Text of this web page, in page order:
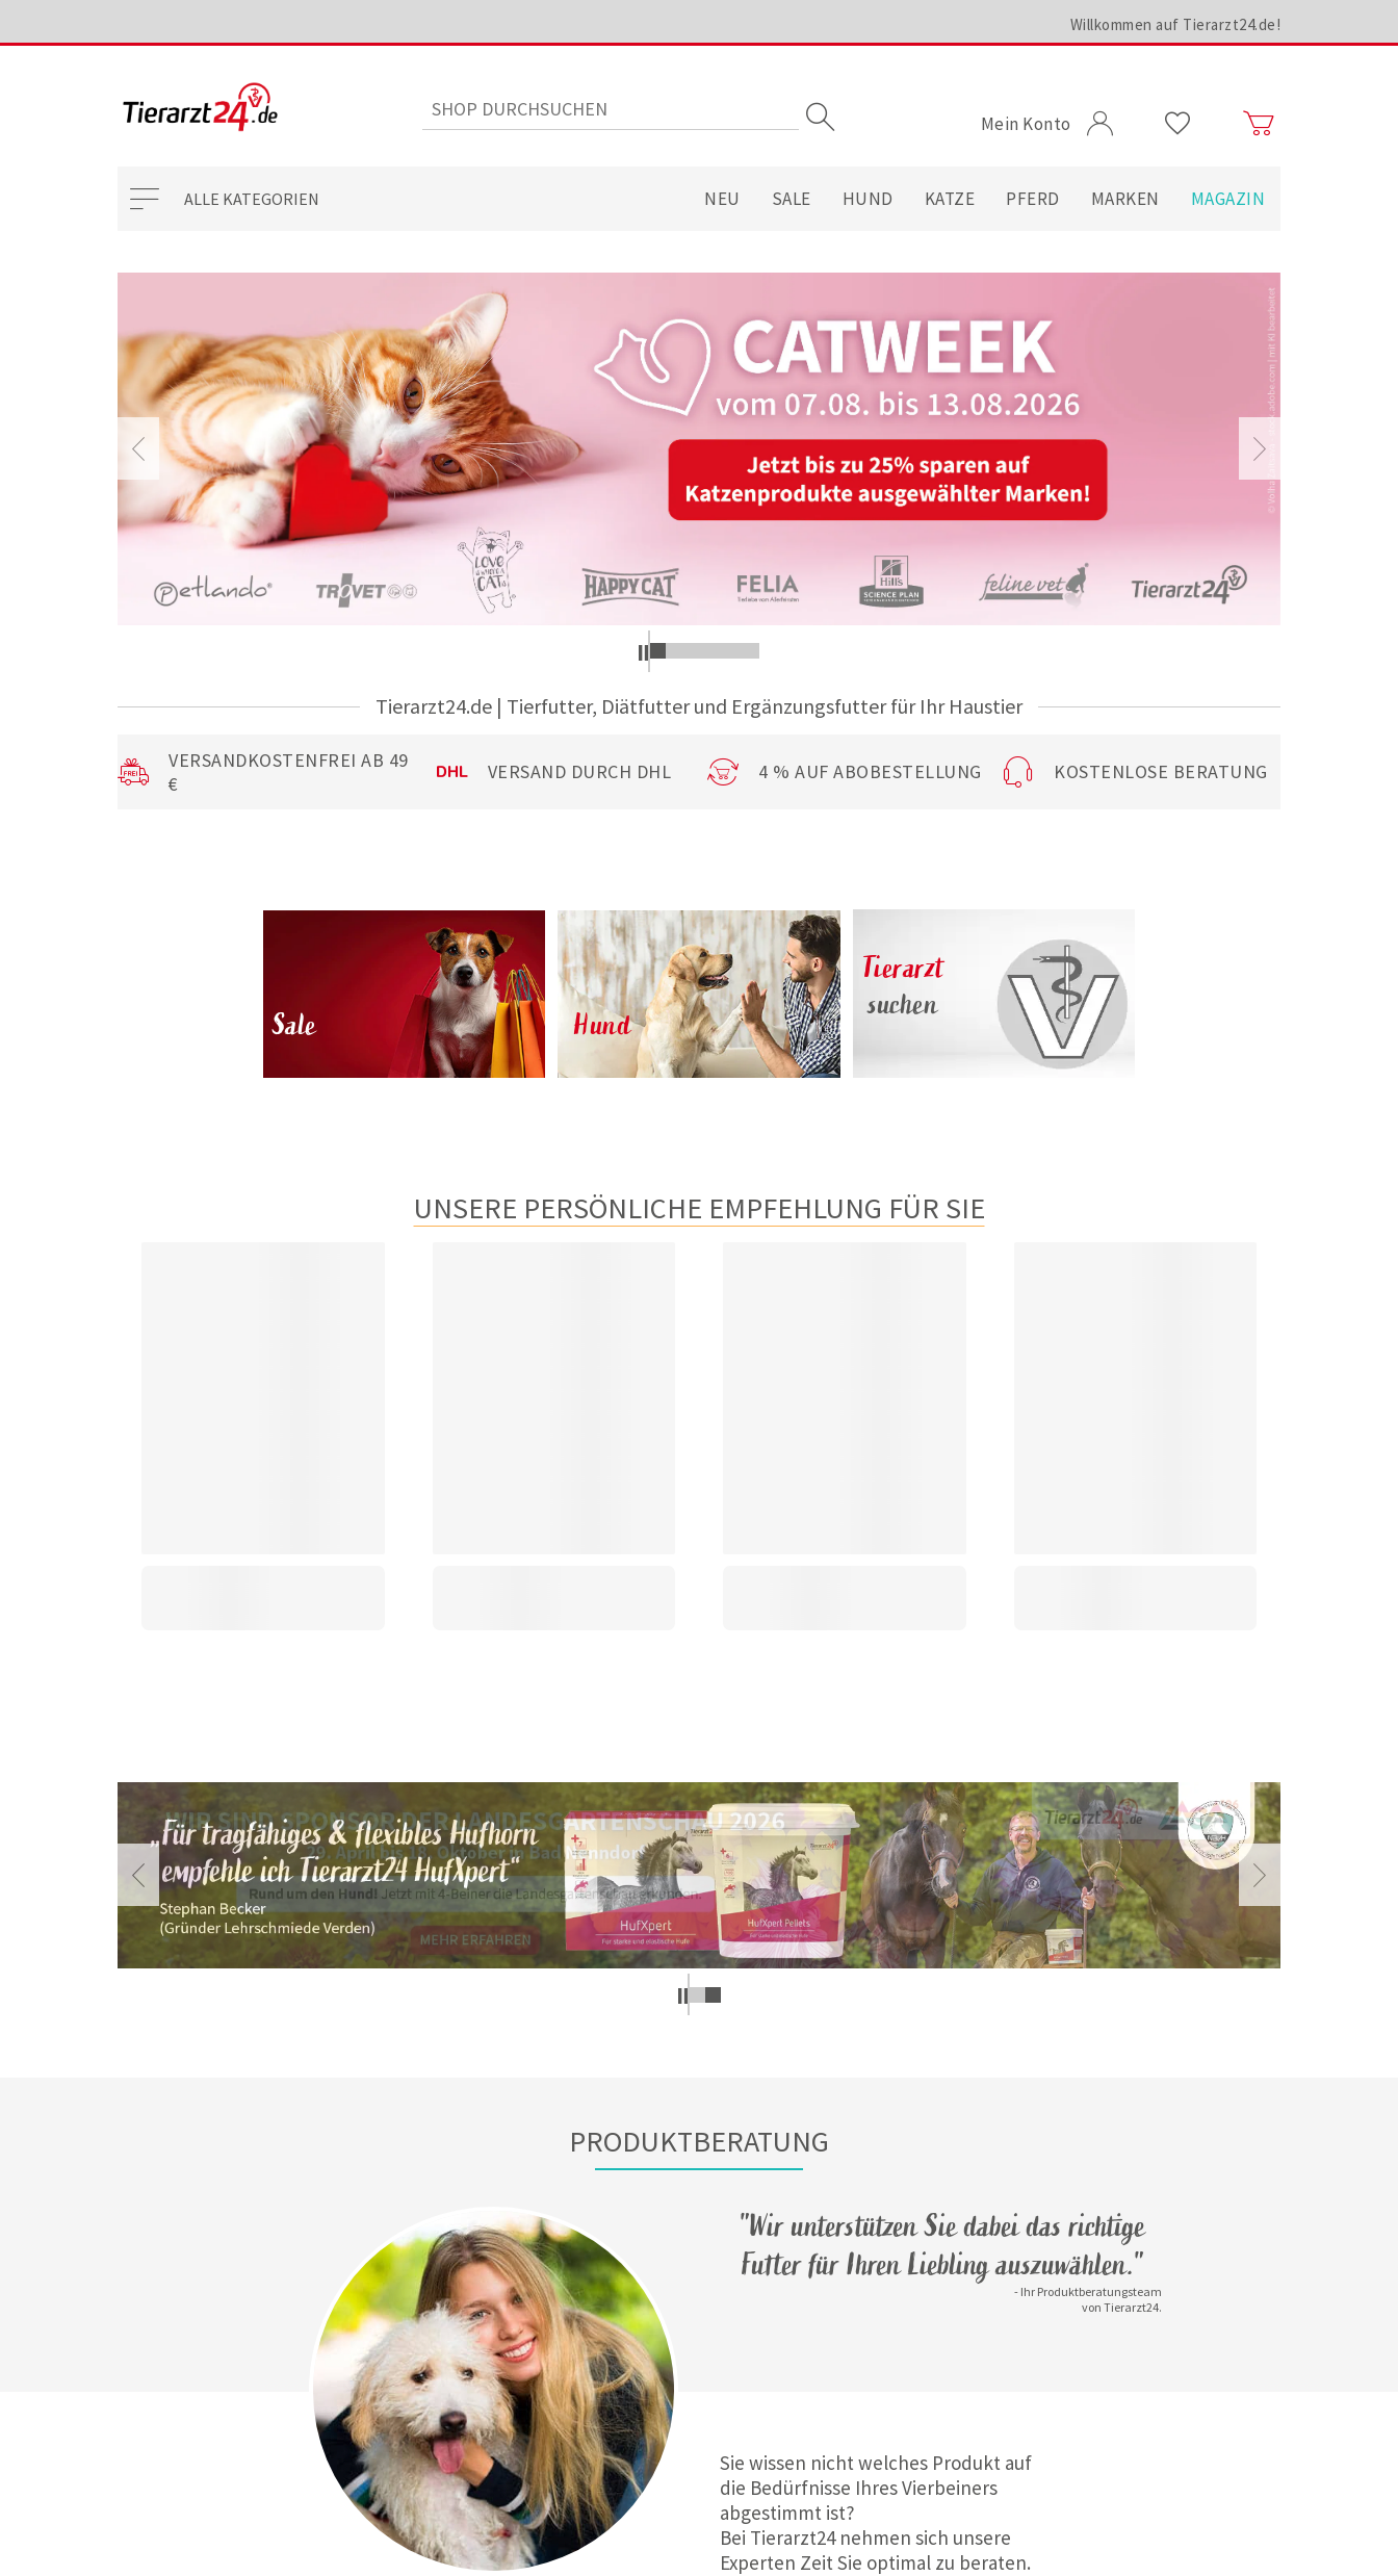
Willkommen auf Tierarzt24.de!
Mein Konto
ALLE KATEGORIEN NEU SALE HUND KATZE PFERD MARKEN MAGAZIN
Tierarzt24.de | Tierfutter, Diätfutter und Ergänzungsfutter für Ihr Haustier
VERSANDKOSTENFREI AB 49
€
VERSAND DURCH DHL 4 % AUF ABOBESTELLUNG KOSTENLOSE BERATUNG
Sale Hund
Tierarzt
suchen
UNSERE PERSÖNLICHE EMPFEHLUNG FÜR SIE
PRODUKTBERATUNG
"Wir unterstützen Sie dabei das richtige
Futter für Ihren Liebling auszuwählen."
- Ihr Produktberatungsteam
von Tierarzt24.
Sie wissen nicht welches Produkt auf
die Bedürfnisse Ihres Vierbeiners
abgestimmt ist?
Bei Tierarzt24 nehmen sich unsere
Experten Zeit Sie optimal zu beraten.